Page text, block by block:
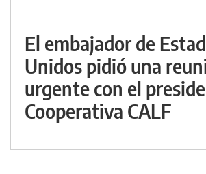
El embajador de
Unidos pidió una
urgente con el
Cooperativa CALF